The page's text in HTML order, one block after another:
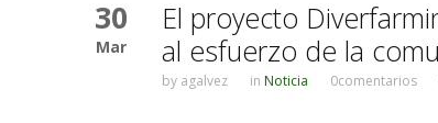
30
Mar
El proyecto
al esfuerzo de la
by agalvez in Noticia 0comentarios